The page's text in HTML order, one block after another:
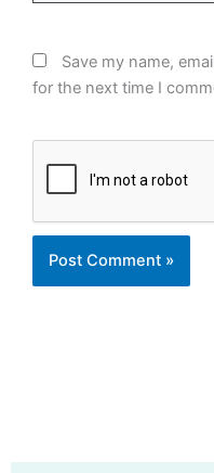
Save my name,
for the next time I